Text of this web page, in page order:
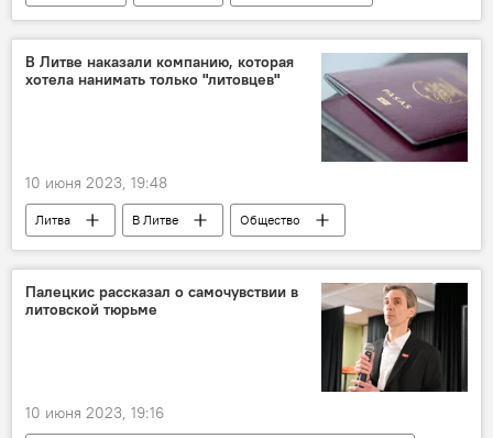
Украина
мигранты Германия
В Литве наказали компанию, которая
хотела нанимать только "литовцев"
10 июня 2023, 19:48
Литва В Литве
Общество
Происшествия
дискриминация
Палецкис рассказал о самочувствии в
литовской тюрьме
10 июня 2023, 19:16